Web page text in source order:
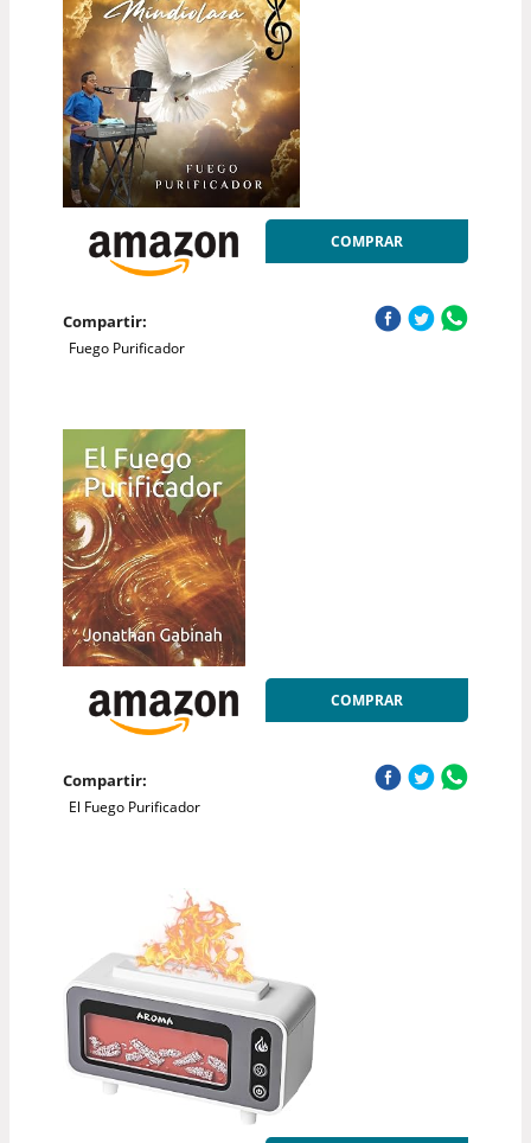
COMPRAR
Compartir:
Fuego Purificador
COMPRAR
Compartir:
El Fuego Purificador